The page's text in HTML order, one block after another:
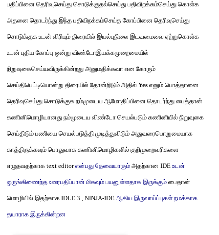
பதிப்பினை தெரிவுசெய்து சொடுக்குதல்செய்து பதிவிறக்கம்செய்து கொள்க
அதனை தொடர்ந்து இந்த பதிவிறக்கம்செய்த கோப்பினை தெரிவுசெய்து
சொடுக்குக உடன் விரியும் திரையில் இயல்புநிலை இடவமைவை ஏற்றுகொள்க
உடன் புதிய கோப்பு ஒன்று விண்டோஇயக்கமுறைமையில்
நிறுவுகைசெய்யவிருக்கின்றது அனுமதிக்கவா என கோரும்
செய்திபெட்டியொன்று திரையில் தோன்றிடும் அதில் Yes எனும் பொத்தானை
தெரிவுசெய்து சொடுக்குக நம்முடைய ஆமோதிப்பினை தொடர்ந்து பைத்தான்
கணினிமொழியானது நம்முடைய விண்டோ செயல்படும் கணினியில் நிறுவுகை
செய்திடும் பணியை செயல்படுத்தி முடித்துவிடும் அதுவரைபொறுமையாக
காத்திருக்கவும் பொதுவாக கணினிமொழிகளில் குறிமுறைவரிகளை
எழுதவதற்காக text editorஎன்பது தேவையாகும் அதற்கான IDE உடன்
ஒருங்கிணைந்த உரைபதிப்பான் மிகவும் பயனுள்ளதாக இருக்கும் பைதான்
மொழியில் இதற்காக IDLE 3 , NINJA-IDE ஆகிய இருவாய்ப்புகள் நமக்காக
தயாராக இருக்கின்றன